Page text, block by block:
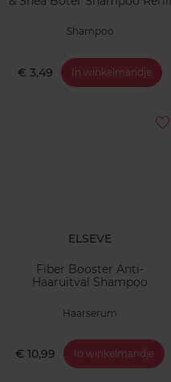
Shampoo
€ 3,49 In winkelmandje
ELSEVE
Fiber Booster Anti-
Haaruitval Shampoo
Haarserum
€ 10,99 In winkelmandje